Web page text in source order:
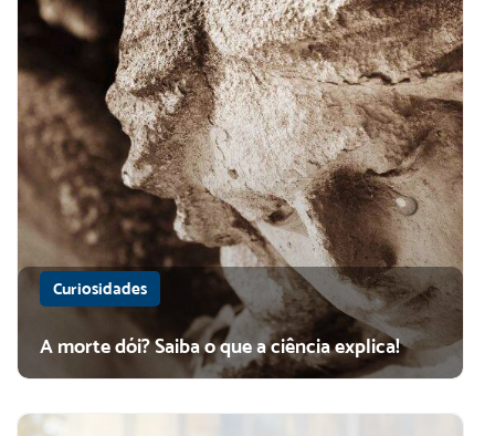
Curiosidades
A morte dói? Saiba o que a ciência explica!